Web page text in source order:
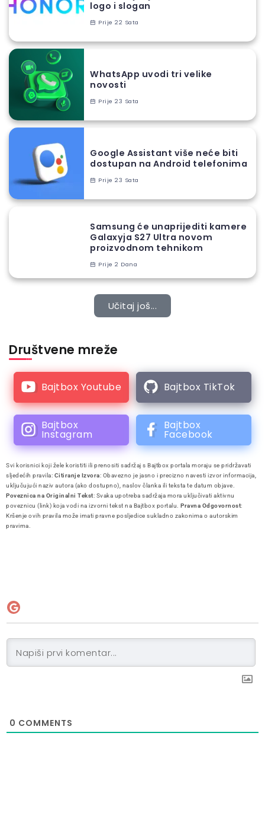
logo i slogan
Prije 22 Sata
WhatsApp uvodi tri velike
novosti
Prije 23 Sata
Google Assistant više neće biti
dostupan na Android telefonima
Prije 23 Sata
Samsung će unaprijediti kamere
Galaxyja S27 Ultra novom
proizvodnom tehnikom
Prije 2 Dana
Učitaj još...
Društvene mreže
Bajtbox Youtube Bajtbox TikTok
Bajtbox
Instagram
Bajtbox
Facebook
Svi korisnici koji žele koristiti ili prenositi sadržaj s Bajtbox portala moraju se pridržavati
sljedećih pravila: Citiranje Izvora: Obavezno je jasno i precizno navesti izvor informacija,
uključujući naziv autora (ako dostupno), naslov članka ili teksta te datum objave.
Poveznica na Originalni Tekst: Svaka upotreba sadržaja mora uključivati aktivnu
poveznicu (link) koja vodi na izvorni tekst na Bajtbox portalu. Pravna Odgovornost:
Kršenje ovih pravila može imati pravne posljedice sukladno zakonima o autorskim
pravima.
0 COMMENTS